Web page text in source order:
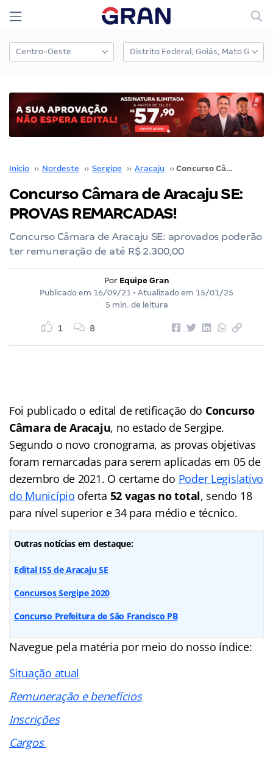
Início ›› Nordeste ›› Sergipe ›› Aracaju ›› Concurso Câmara de Aracaju SE: PROVAS REMARCADAS!
Concurso Câmara de Aracaju SE:
PROVAS REMARCADAS!
Concurso Câmara de Aracaju SE: aprovados poderão
ter remuneração de até R$ 2.300,00
Por Equipe Gran
Publicado em 16/09/21 • Atualizado em 15/01/25
5 min. de leitura
1 8
Foi publicado o edital de retificação do Concurso
Câmara de Aracaju, no estado de Sergipe.
Segundo o novo cronograma, as provas objetivas
foram remarcadas para serem aplicadas em 05 de
dezembro de 2021. O certame do Poder Legislativo
do Município oferta 52 vagas no total, sendo 18
para nível superior e 34 para médio e técnico.
Outras notícias em destaque:
Edital ISS de Aracaju SE
Concursos Sergipe 2020
Concurso Prefeitura de São Francisco PB
Navegue pela matéria por meio do nosso índice:
Situação atual
Remuneração e benefícios
Inscrições
Cargos